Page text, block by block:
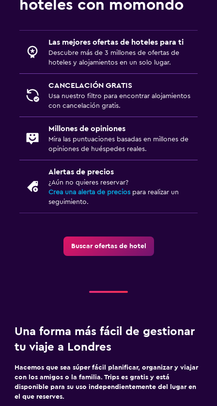
hoteles con momondo
Las mejores ofertas de hoteles para ti
Descubre más de 3 millones de ofertas de
hoteles y alojamientos en un solo lugar.
CANCELACIÓN GRATIS
Usa nuestro filtro para encontrar alojamientos
con cancelación gratis.
Millones de opiniones
Mira las puntuaciones basadas en millones de
opiniones de huéspedes reales.
Alertas de precios
¿Aún no quieres reservar?
Crea una alerta de precios para realizar un
seguimiento.
Buscar ofertas de hotel
Una forma más fácil de gestionar
tu viaje a Londres
Hacemos que sea súper fácil planificar, organizar y viajar
con los amigos o la familia. Trips es gratis y está
disponible para su uso independientemente del lugar en
el que reserves.